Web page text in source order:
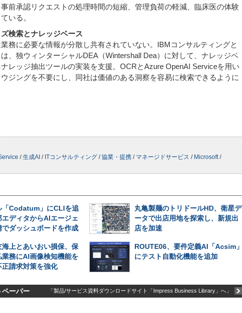
前承認リクエストの処理時間の短縮、管理負荷の軽減、臨床医の体験
いる。
検索とナレッジベース
務に必要な情報が分散し共有されていない。IBMコンサルティングと
、独ウィンターシャルDEA（Wintershall Dea）に対して、ナレッジベ
レッジ抽出ツールの実装を支援。OCRとAzure OpenAI Serviceを用い
ジングを不要にし、同社は価値のある洞察を容易に検索できるように
/生成AI / ITコンサルティング /協業・提携 / マネージドサービス / Microsoft/
「Codatum」にCLIを追
エディタからAIエージェ
でダッシュボードを作成
丸亀製麺のトリドールHD、衛星デ
ータで出店用地を探索し、新規出
店を加速
海上とあいおい損保、保
業務にAI画像検知機能を
正請求対策を強化
ROUTE06、要件定義AI「Acsim」
にテスト自動化機能を追加
ペーパー 「製品/サービス資料ダウンロードサイト「Impress Business Library」へ」